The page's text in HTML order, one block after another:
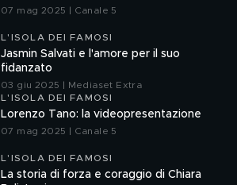
07 mag 2025 | Canale 5
L'ISOLA DEI FAMOSI
Jasmin Salvati e l'amore per il suo
fidanzato
03 giu 2025 | Mediaset Extra
L'ISOLA DEI FAMOSI
Lorenzo Tano: la videopresentazione
07 mag 2025 | Canale 5
L'ISOLA DEI FAMOSI
La storia di forza e coraggio di Chiara